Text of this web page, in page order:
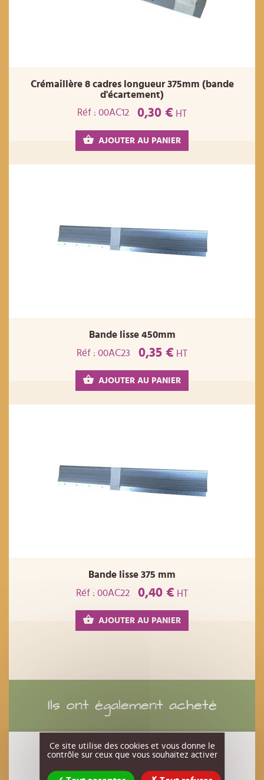
Crémaillère 8 cadres longueur 375mm (bande
d'écartement)
Réf : 00AC12
0,30 € HT
AJOUTER AU PANIER
Bande lisse 450mm
Réf : 00AC23
0,35 € HT
AJOUTER AU PANIER
Bande lisse 375 mm
Réf : 00AC22
0,40 € HT
AJOUTER AU PANIER
Ils ont également acheté
Ce site utilise des cookies et vous donne le
contrôle sur ceux que vous souhaitez activer